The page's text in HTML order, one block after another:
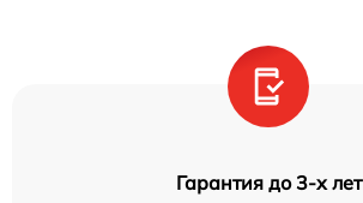
Гарантия до 3-х лет